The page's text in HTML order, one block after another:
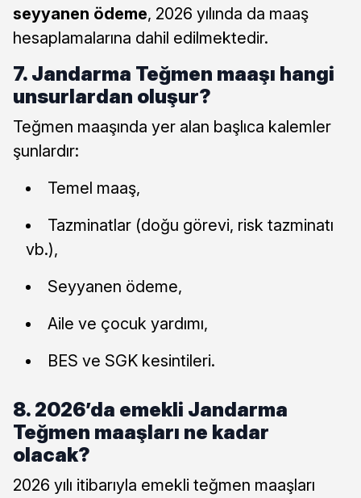
seyyanen ödeme, 2026 yılında da maaş
hesaplamalarına dahil edilmektedir.
7. Jandarma Teğmen maaşı hangi
unsurlardan oluşur?
Teğmen maaşında yer alan başlıca kalemler
şunlardır:
Temel maaş,
Tazminatlar (doğu görevi, risk tazminatı
vb.),
Seyyanen ödeme,
Aile ve çocuk yardımı,
BES ve SGK kesintileri.
8. 2026’da emekli Jandarma
Teğmen maaşları ne kadar
olacak?
2026 yılı itibarıyla emekli teğmen maaşları